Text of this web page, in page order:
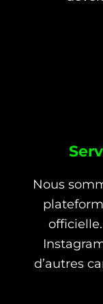
Nous
d’autres